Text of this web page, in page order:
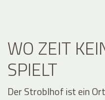
WO ZEIT
SPIELT
Der Stroblhof ist ein